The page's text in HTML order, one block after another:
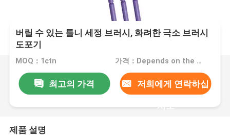
버릴 수 있는 틀니 세정 브러시, 화려한 극소 브러시
도포기
MOQ：1ctn 가격：Depends on the order quantity
최고의 가격 저희에게 연락하십
시오
제품 설명